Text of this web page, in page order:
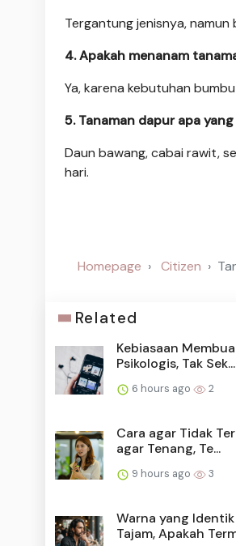
Tergantung jenisnya,
4. Apakah menanam
Ya, karena kebutuhan
5. Tanaman dapur apa
Daun bawang, cabai rawit,
hari.
Homepage Citizen
Related
Kebiasaan
Psikologis, Tak Sek...
6 hours ago 2
Cara agar Tidak
agar Tenang, Te...
9 hours ago 3
Warna yang
Tajam, Apakah